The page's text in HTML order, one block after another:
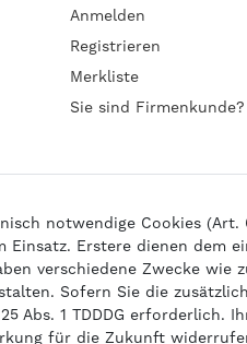
Uhr
Anmelden
Registrieren
Merkliste
Sie sind Firmenkunde?
© 2026
notwendige Cookies (Art.
Einsatz. Erstere dienen dem
verschiedene Zwecke
Sofern Sie die
Abs. 1 TDDDG
für die Zukunft